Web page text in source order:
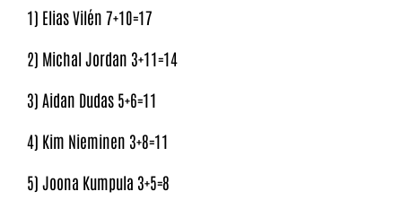
1) Elias Vilén 7+10=17
2) Michal Jordan 3+11=14
3) Aidan Dudas 5+6=11
4) Kim Nieminen 3+8=11
5) Joona Kumpula 3+5=8